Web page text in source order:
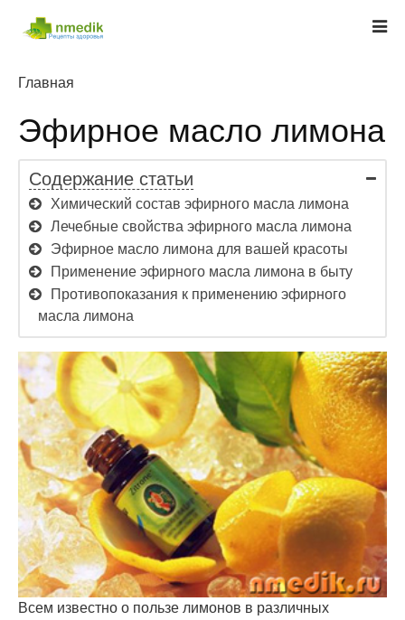
Главная
Эфирное масло лимона
Содержание статьи
Химический состав эфирного масла лимона
Лечебные свойства эфирного масла лимона
Эфирное масло лимона для вашей красоты
Применение эфирного масла лимона в быту
Противопоказания к применению эфирного
масла лимона
Всем известно о пользе лимонов в различных